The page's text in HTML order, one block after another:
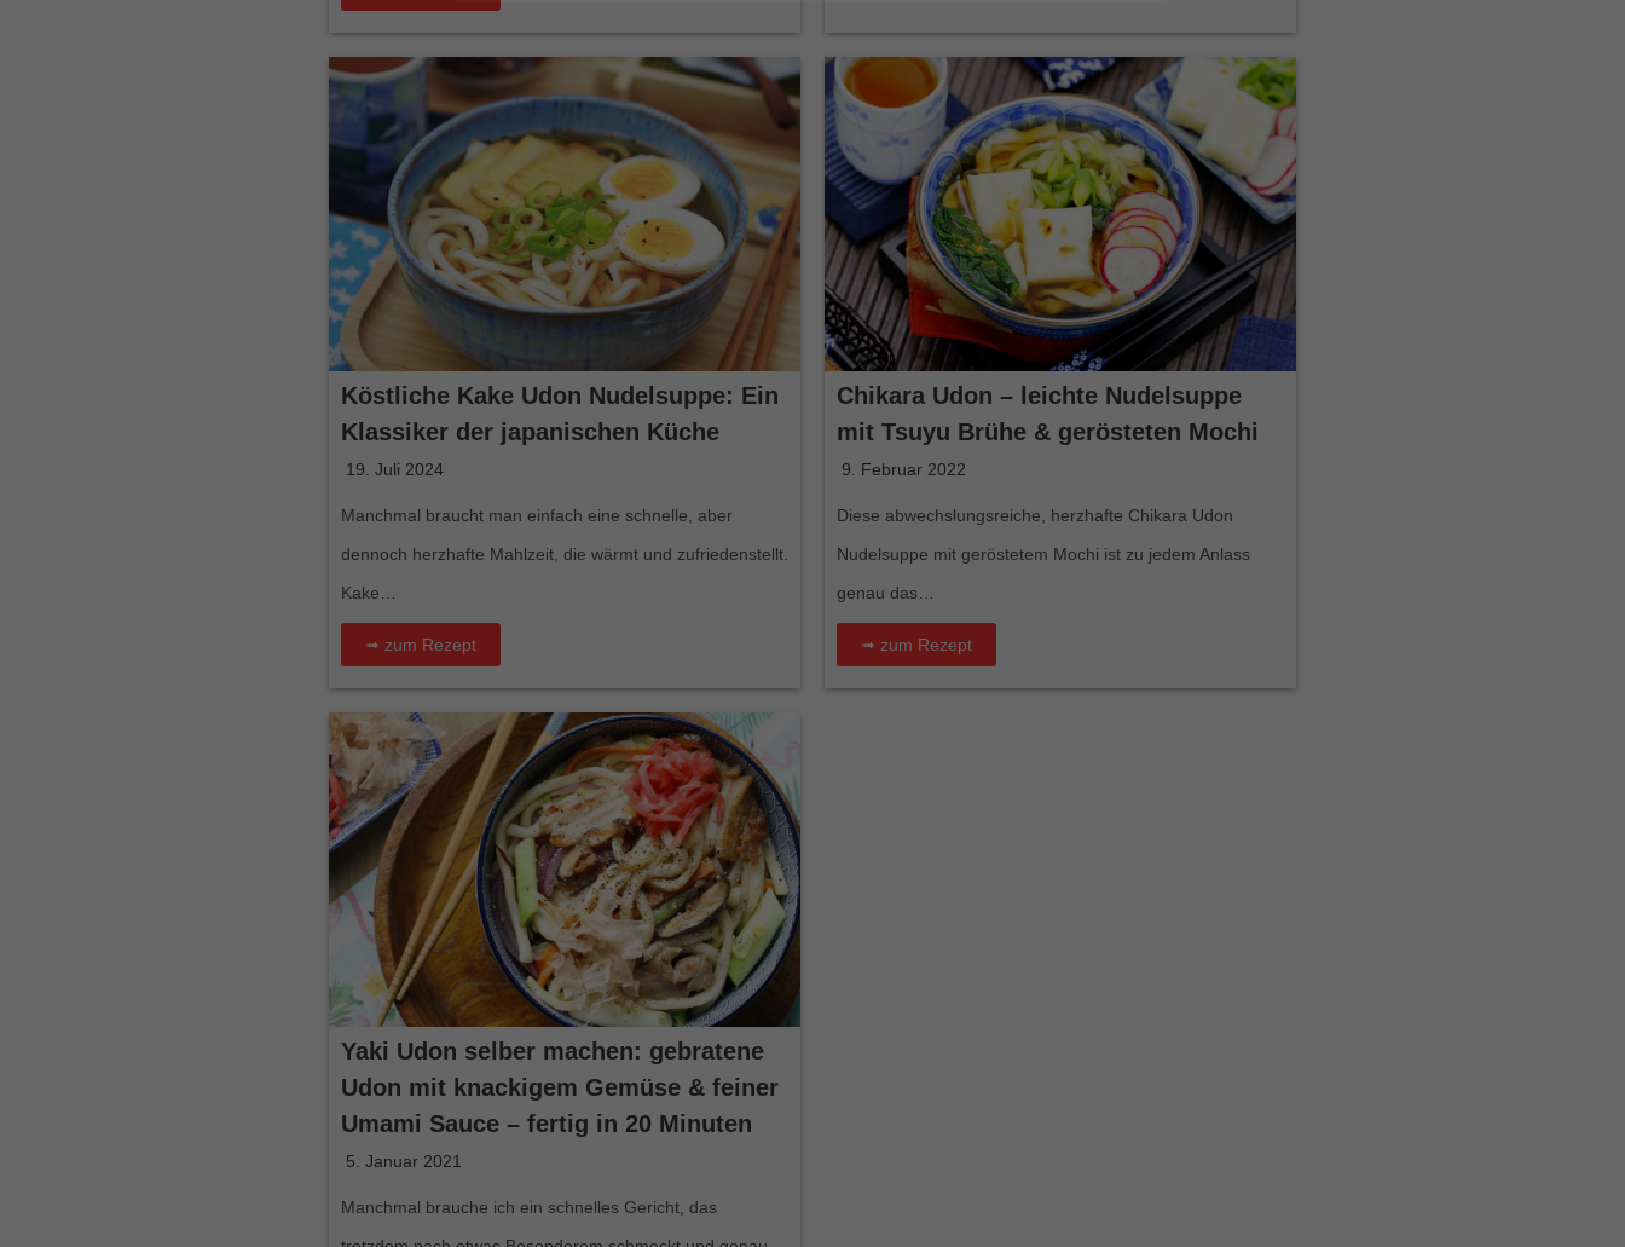
Köstliche Kake Udon Nudelsuppe: Ein
Klassiker der japanischen Küche
19. Juli 2024
Manchmal braucht man einfach eine schnelle, aber
dennoch herzhafte Mahlzeit, die wärmt und zufriedenstellt.
Kake…
➟ zum Rezept
Chikara Udon – leichte Nudelsuppe
mit Tsuyu Brühe & gerösteten Mochi
9. Februar 2022
Diese abwechslungsreiche, herzhafte Chikara Udon
Nudelsuppe mit geröstetem Mochi ist zu jedem Anlass
genau das…
➟ zum Rezept
Yaki Udon selber machen: gebratene
Udon mit knackigem Gemüse & feiner
Umami Sauce – fertig in 20 Minuten
5. Januar 2021
Manchmal brauche ich ein schnelles Gericht, das